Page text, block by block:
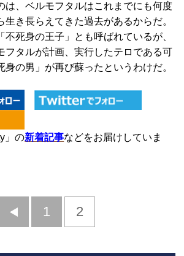
は、ベルモフタルはこれまでにも何度
生き長らえてきた過去があるからだ。
不死身の王子」とも呼ばれているが、
フタルが計画、実行したテロである可
身の男」が再び蘇ったというわけだ。
」の新着記事などをお届けしていま
前
1 2